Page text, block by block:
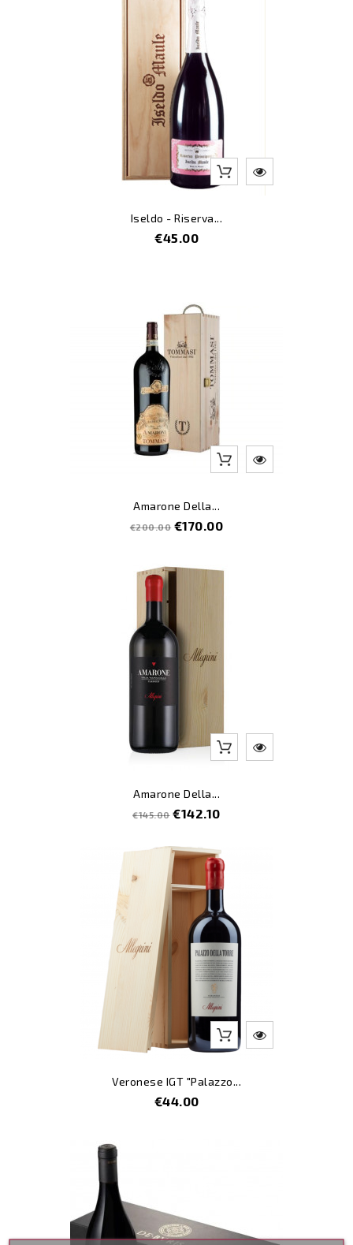
Iseldo - Riserva...
Price
€45.00
Amarone Della...
Regular
€200.00 Price
€170.00
Amarone Della...
Regular
€145.00 Price
€142.10
Veronese IGT "Palazzo...
Price
€44.00